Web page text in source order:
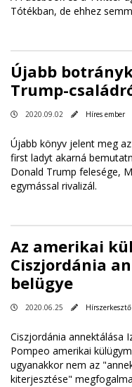
Tótékban, de ehhez
Újabb
Trump-
2020.09.02 Híres ember
Újabb könyv jelent meg
first ladyt akarná
Donald Trump felesége,
egymással rivalizál.
Az amerikai
Ciszjordánia
belügye
2020.06.25 Hírszerkesztő
Ciszjordánia annektálása
Pompeo amerikai
ugyanakkor nem az
kiterjesztése"